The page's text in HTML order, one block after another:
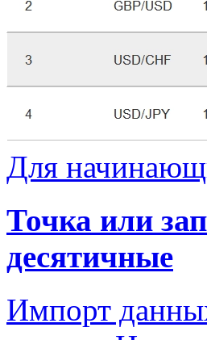
Для
Точка или
десятичные
Импорт